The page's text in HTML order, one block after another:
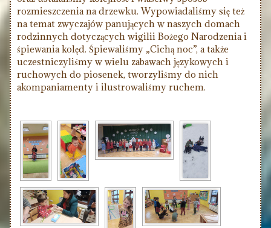
rozmieszczenia na drzewku. Wypowiadaliśmy się też
na temat zwyczajów panujących w naszych domach
rodzinnych dotyczących wigilii Bożego Narodzenia i
śpiewania kolęd. Śpiewaliśmy „Cichą noc”, a także
uczestniczyliśmy w wielu zabawach językowych i
ruchowych do piosenek, tworzyliśmy do nich
akompaniamenty i ilustrowaliśmy ruchem.